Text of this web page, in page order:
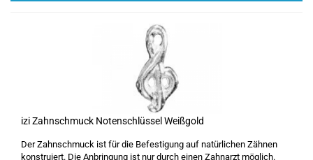
izi Zahnschmuck Notenschlüssel Weißgold
Der Zahnschmuck ist für die Befestigung auf natürlichen Zähnen
konstruiert. Die Anbringung ist nur durch einen Zahnarzt möglich.